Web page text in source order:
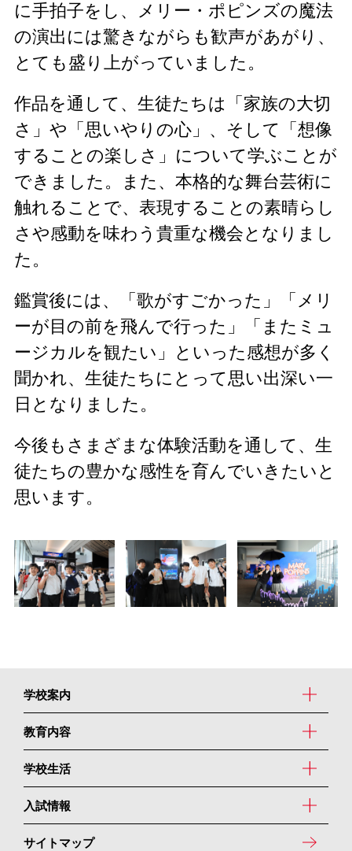
に手拍子をし、メリー・ポピンズの魔法
の演出には驚きながらも歓声があがり、
とても盛り上がっていました。
作品を通して、生徒たちは「家族の大切
さ」や「思いやりの心」、そして「想像
することの楽しさ」について学ぶことが
できました。また、本格的な舞台芸術に
触れることで、表現することの素晴らし
さや感動を味わう貴重な機会となりまし
た。
鑑賞後には、「歌がすごかった」「メリ
ーが目の前を飛んで行った」「またミュ
ージカルを観たい」といった感想が多く
聞かれ、生徒たちにとって思い出深い一
日となりました。
今後もさまざまな体験活動を通して、生
徒たちの豊かな感性を育んでいきたいと
思います。
学校案内
教育内容
学校生活
入試情報
サイトマップ